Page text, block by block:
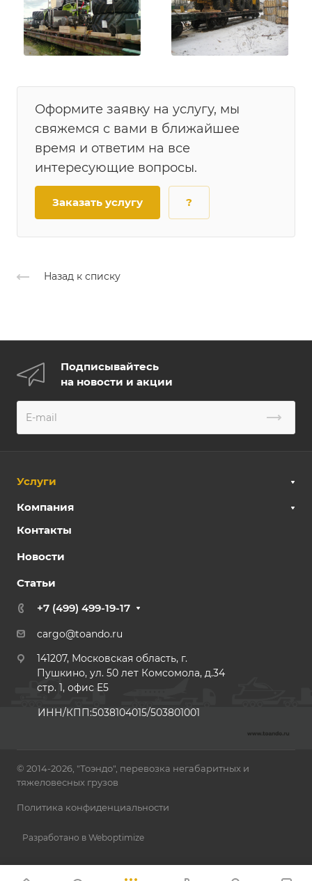
Оформите заявку на услугу, мы
свяжемся с вами в ближайшее
время и ответим на все
интересующие вопросы.
Заказать услугу ?
Назад к списку
Подписывайтесь
на новости и акции
Услуги
Компания
Контакты
Новости
Статьи
+7 (499) 499-19-17
cargo@toando.ru
141207, Московская область, г.
Пушкино, ул. 50 лет Комсомола, д.34
стр. 1, офис E5
ИНН/КПП:5038104015/503801001
© 2014-2026, "Тоэндо", перевозка негабаритных и
тяжеловесных грузов
Политика конфиденциальности
Разработано в Weboptimize